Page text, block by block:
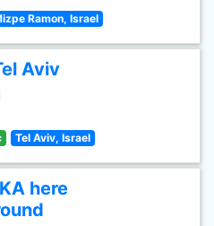
Ramon, Israel
Aviv
Tel Aviv, Israel
here